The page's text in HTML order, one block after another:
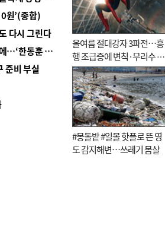
원’(종합)
다시 그린다
■ 국힘 부산시당, ‘정이한 조력’ 시의원 윤리위에…‘한동훈 지지’도 신고접수
준비 부실
올여름 절대강자 3파전…흥
행 조급증에 변칙·무리수 마
케팅도
#몽돌밭 #일몰 핫플로 뜬 영
도 감지해변…쓰레기 몸살